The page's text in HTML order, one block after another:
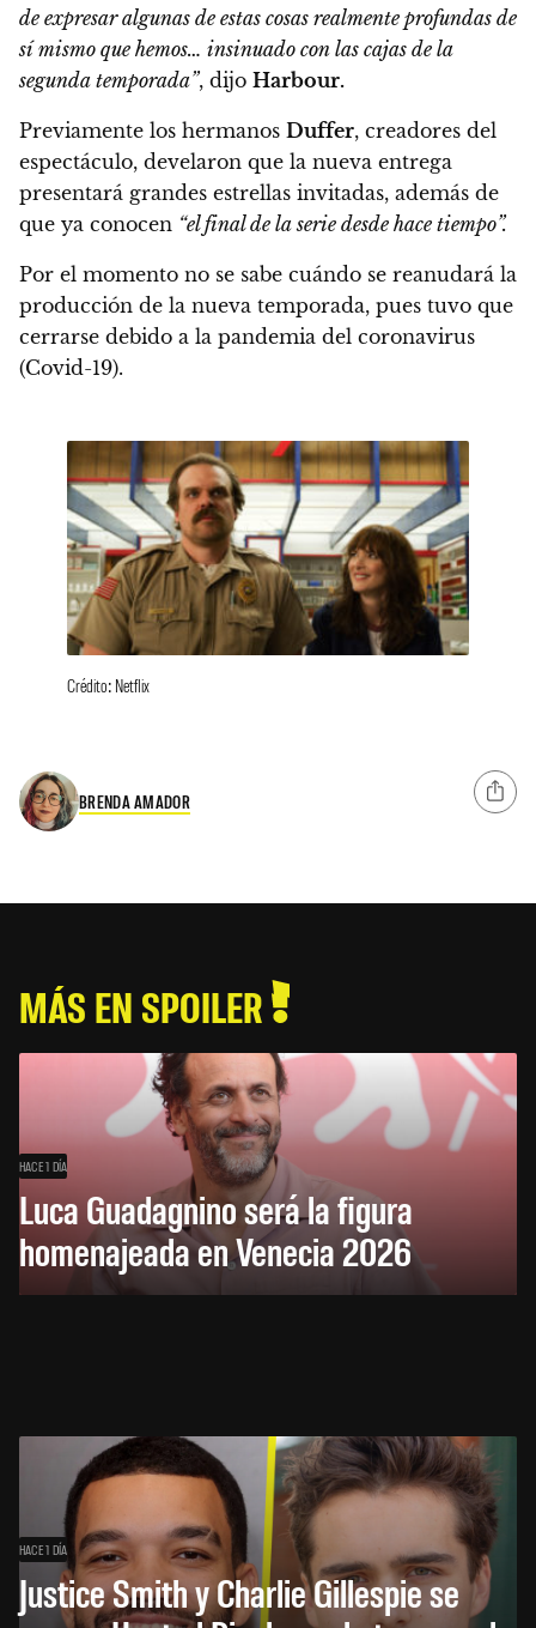
de expresar algunas de estas cosas realmente profundas de
sí mismo que hemos… insinuado con las cajas de la
segunda temporada”, dijo Harbour.
Previamente los hermanos Duffer, creadores del
espectáculo, develaron que la nueva entrega
presentará grandes estrellas invitadas, además de
que ya conocen “el final de la serie desde hace tiempo”.
Por el momento no se sabe cuándo se reanudará la
producción de la nueva temporada, pues tuvo que
cerrarse debido a la pandemia del coronavirus
(Covid-19).
Crédito: Netflix
BRENDA AMADOR
MÁS EN SPOILER
HACE 1 DÍA
Luca Guadagnino será la figura
homenajeada en Venecia 2026
HACE 1 DÍA
Justice Smith y Charlie Gillespie se